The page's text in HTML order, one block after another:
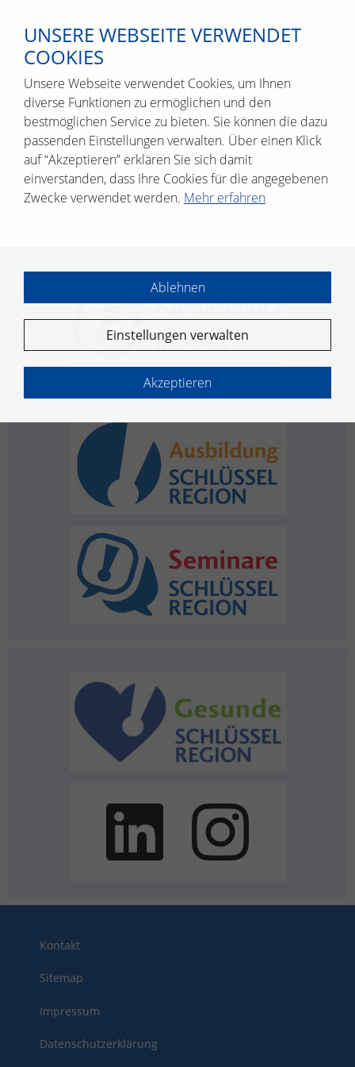
Kontakt
Sitemap
Impressum
Datenschutzerklärung
UNSERE WEBSEITE VERWENDET
COOKIES
Unsere Webseite verwendet Cookies, um Ihnen
diverse Funktionen zu ermöglichen und den
bestmöglichen Service zu bieten. Sie können die dazu
passenden Einstellungen verwalten. Über einen Klick
auf “Akzeptieren” erklären Sie sich damit
einverstanden, dass Ihre Cookies für die angegebenen
Zwecke verwendet werden. Mehr erfahren
Ablehnen
Einstellungen verwalten
Akzeptieren